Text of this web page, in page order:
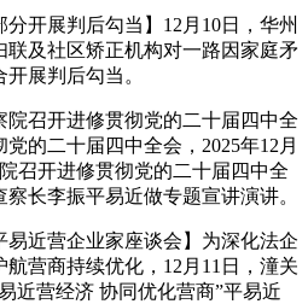
展判后勾当】12月10日，华州
联及社区矫正机构对一路因家庭矛
展判后勾当。
召开进修贯彻党的二十届四中全
的二十届四中全会，2025年12月
召开进修贯彻党的二十届四中全
长李振平易近做专题宣讲演讲。
近营企业家座谈会】为深化法企
营商持续优化，12月11日，潼关
近营经济 协同优化营商”平易近